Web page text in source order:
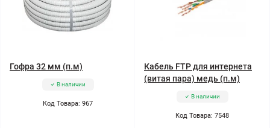
Гофра 32 мм (п.м)
В наличии
Код Товара: 967
Кабель FTP для интернета
(витая пара) медь (п.м)
В наличии
Код Товара: 7548